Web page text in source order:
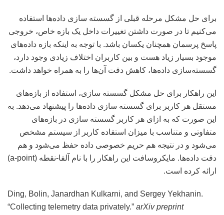
برای حل مشکل مرحله قبلی از گسسته سازی داده‌ها استفاده
می‌کنیم تا در صورت داشتن تغییرات داخل یک بازه خاص، خروجی
پاسخ پرسمان همچنان یکسان باشد. با توجه به اینکه بازه داده‌های
موجود بسیار زیاد هست و بین کاربران اختلاف زیادی وجود دارد،
گسسته‌سازی داده‌ها، کاهش دقت آن‌ها را به همراه خواهد داشت.
این راهکار برای حل مشکل گسسته سازی، استفاده از بازه‌های
مستقل هر کاربر برای گسسته سازی داده‌ها را پیشنهاد می‌دهد. به
این صورت که به ازای هر کاربر گسسته سازی در بازه‌های
متفاوتی و متناسب با میزان استفاده کاربر از سیستم مشخص
می‌شود و در نتیجه هم حریم خصوصی داده حفظ می‌شود و هم
دقت داده‌ها. مایکروسافت این راهکار را با نام آلفا-نقطه (a-point)
ارائه کرده است.
Ding, Bolin, Janardhan Kulkarni, and Sergey Yekhanin.
“Collecting telemetry data privately.” arXiv preprint